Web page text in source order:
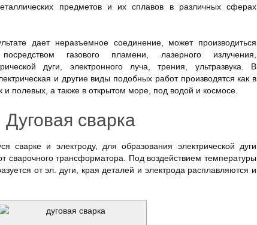
предметов и их сплавов в различных сферах
дает неразъемное соединение, может производиться
газового пламени, лазерного излучения,
дуги, электронного луча, трения, ультразвука. В
и другие виды подобных работ производятся как в
полевых, а также в открытом море, под водой и космосе.
Дуговая сварка
сварке и электроду, для образования электрической дуги
сварочного трансформатора. Под воздействием температуры
от эл. дуги, края деталей и электрода расплавляются и